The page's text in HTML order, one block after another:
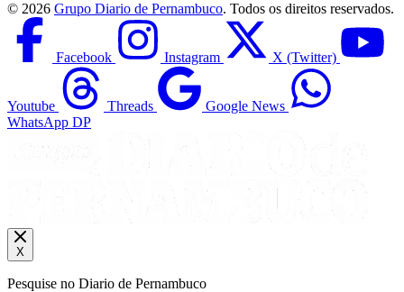
© 2026 Grupo Diario de Pernambuco. Todos os direitos reservados.
Facebook Instagram X (Twitter)
Youtube Threads
Google News
WhatsApp DP
X
Pesquise no Diario de Pernambuco